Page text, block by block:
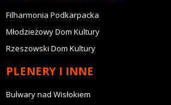
Filharmonia Podkarpacka
Młodzieżowy Dom Kultury
Rzeszowski Dom Kultury
PLENERY I INNE
Bulwary nad Wisłokiem